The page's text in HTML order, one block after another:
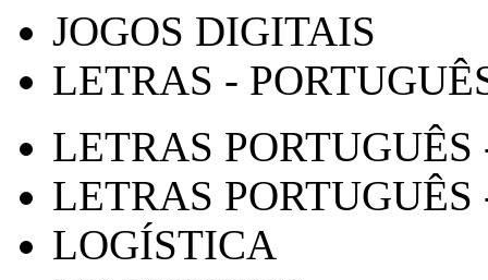
JOGOS DIGITAIS
LETRAS -
LETRAS
LETRAS PORTUGUÊS
LOGÍSTICA